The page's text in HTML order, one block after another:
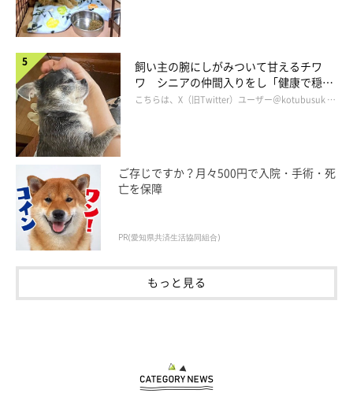
生後5カ月になったむぎちゃん、現在もトイ
レで寝ている？
飼い主の腕にしがみついて甘えるチワ
ワ シニアの仲間入りをし「健康で穏や
かな暮らしが続いてほしい」と願う
こちらは、X（旧Twitter）ユーザー＠kotubusuk …
ご存じですか？月々500円で入院・手術・死
亡を保障
PR(愛知県共済生活協同組合)
もっと見る